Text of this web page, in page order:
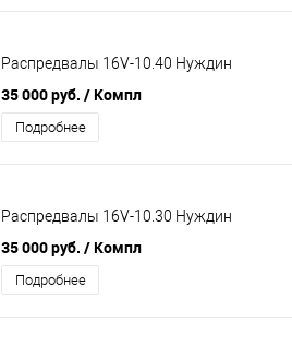
Распредвалы 16V-10.40 Нуждин
35 000 руб. / Компл
Подробнее
Распредвалы 16V-10.30 Нуждин
35 000 руб. / Компл
Подробнее